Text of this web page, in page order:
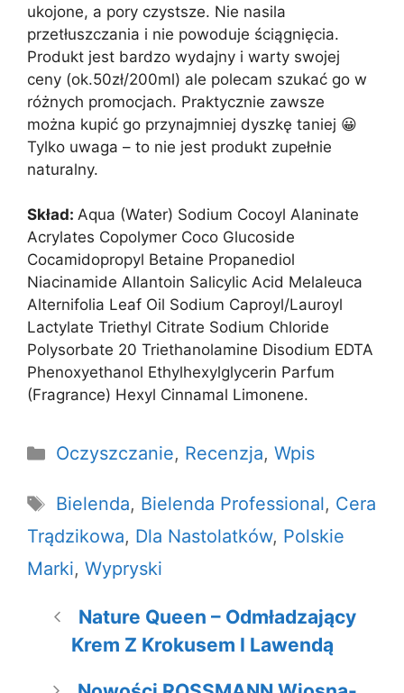
ukojone, a pory czystsze. Nie nasila
przetłuszczania i nie powoduje ściągnięcia.
Produkt jest bardzo wydajny i warty swojej
ceny (ok.50zł/200ml) ale polecam szukać go w
różnych promocjach. Praktycznie zawsze
można kupić go przynajmniej dyszkę taniej 😀
Tylko uwaga – to nie jest produkt zupełnie
naturalny.
Skład: Aqua (Water) Sodium Cocoyl Alaninate
Acrylates Copolymer Coco Glucoside
Cocamidopropyl Betaine Propanediol
Niacinamide Allantoin Salicylic Acid Melaleuca
Alternifolia Leaf Oil Sodium Caproyl/Lauroyl
Lactylate Triethyl Citrate Sodium Chloride
Polysorbate 20 Triethanolamine Disodium EDTA
Phenoxyethanol Ethylhexylglycerin Parfum
(Fragrance) Hexyl Cinnamal Limonene.
Kategorie
Oczyszczanie, Recenzja, Wpis
Tagi
Bielenda, Bielenda Professional, Cera
Trądzikowa, Dla Nastolatków, Polskie
Marki, Wypryski
Nature Queen – Odmładzający
Krem Z Krokusem I Lawendą